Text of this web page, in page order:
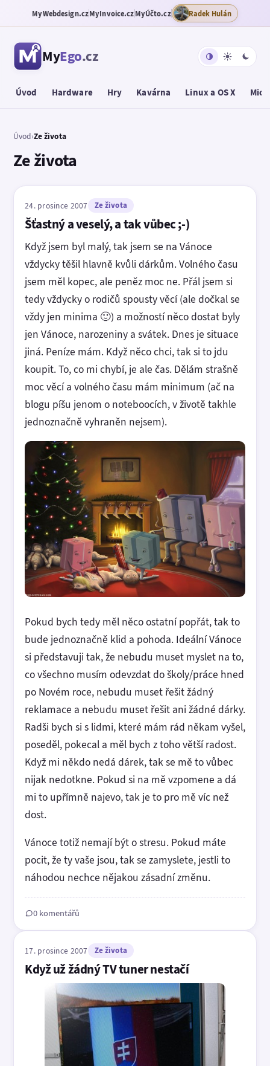
MyWebdesign.czMyInvoice.czMyÚčto.cz Radek Hulán
MyEgo.cz
Úvod Hardware Hry Kavárna Linux a OS X
Úvod›Ze života
Ze života
24. prosince 2007 Ze života
Šťastný a veselý, a tak vůbec ;-)
Když jsem byl malý, tak jsem se na Vánoce
vždycky těšil hlavně kvůli dárkům. Volného času
jsem měl kopec, ale peněz moc ne. Přál jsem si
tedy vždycky o rodičů spousty věcí (ale dočkal se
vždy jen minima 🙂) a možností něco dostat byly
jen Vánoce, narozeniny a svátek. Dnes je situace
jiná. Peníze mám. Když něco chci, tak si to jdu
koupit. To, co mi chybí, je ale čas. Dělám strašně
moc věcí a volného času mám minimum (ač na
blogu píšu jenom o noteboocích, v životě takhle
jednoznačně vyhraněn nejsem).
Pokud bych tedy měl něco ostatní popřát, tak to
bude jednoznačně klid a pohoda. Ideální Vánoce
si představuji tak, že nebudu muset myslet na to,
co všechno musím odevzdat do školy/práce hned
po Novém roce, nebudu muset řešit žádný
reklamace a nebudu muset řešit ani žádné dárky.
Radši bych si s lidmi, které mám rád někam vyšel,
poseděl, pokecal a měl bych z toho větší radost.
Když mi někdo nedá dárek, tak se mě to vůbec
nijak nedotkne. Pokud si na mě vzpomene a dá
mi to upřímně najevo, tak je to pro mě víc než
dost.
Vánoce totiž nemají být o stresu. Pokud máte
pocit, že ty vaše jsou, tak se zamyslete, jestli to
náhodou nechce nějakou zásadní změnu.
0 komentářů
17. prosince 2007 Ze života
Když už žádný TV tuner nestačí